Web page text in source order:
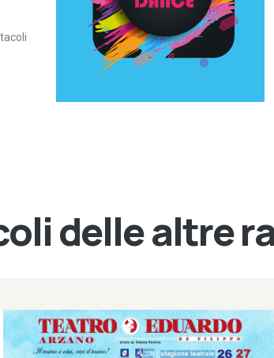
Revolution Dance
Rassegna di danza
delle altre